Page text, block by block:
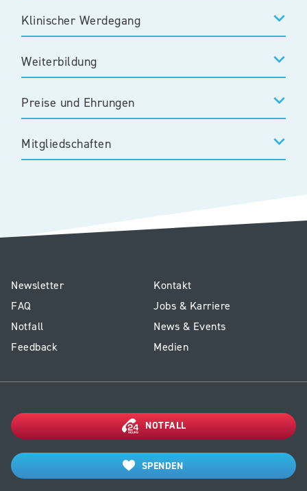
Klinischer Werdegang
Weiterbildung
Preise und Ehrungen
Mitgliedschaften
E1
-
Footer
Kinderspital
Newsletter
FAQ
Notfall
Feedback
Service
Kinderspital
Kontakt
Jobs & Karriere
News & Events
Medien
NOTFALL
SPENDEN